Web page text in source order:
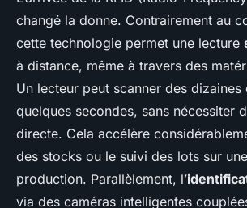
changé la donne. Contrairement au
cette technologie permet une lecture
à distance, même à travers des
Un lecteur peut scanner des dizaines
quelques secondes, sans nécessiter
directe. Cela accélère
des stocks ou le suivi des lots sur
production. Parallèlement, l’
via des caméras intelligentes